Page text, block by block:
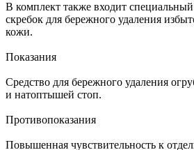
В комплект также входит
скребок для бережного удаления
кожи.
Показания
Средство для бережного удаления
и натоптышей стоп.
Противопоказания
Повышенная чувствительность к